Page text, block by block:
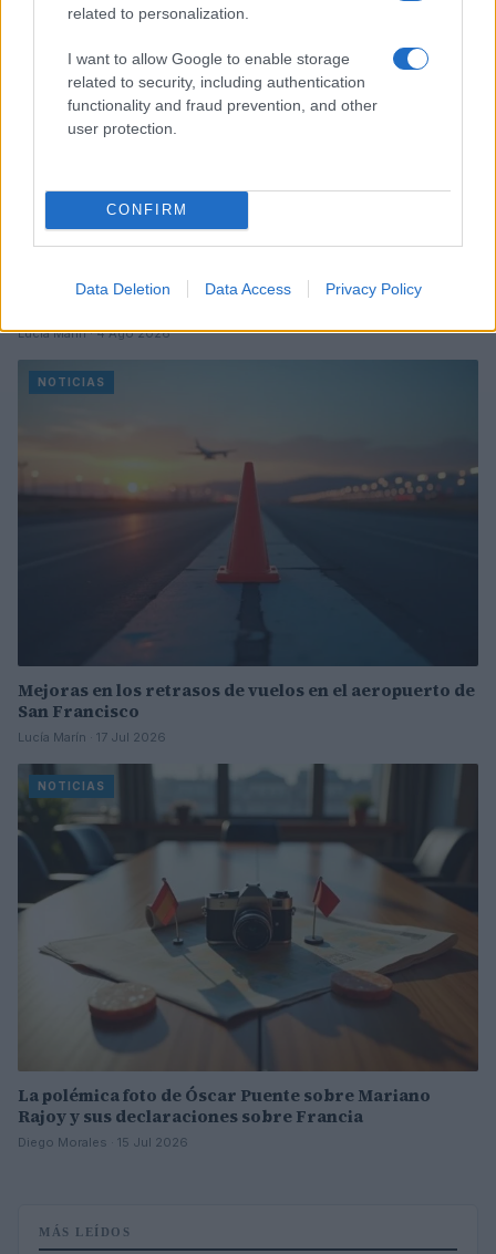
related to personalization.
I want to allow Google to enable storage
related to security, including authentication
functionality and fraud prevention, and other
user protection.
CONFIRM
Data Deletion Data Access Privacy Policy
Incidente de fuego en la Terminal 2 del aeropuerto
Lucía Marín · 4 Ago 2026
NOTICIAS
Mejoras en los retrasos de vuelos en el aeropuerto de
San Francisco
Lucía Marín · 17 Jul 2026
NOTICIAS
La polémica foto de Óscar Puente sobre Mariano
Rajoy y sus declaraciones sobre Francia
Diego Morales · 15 Jul 2026
MÁS LEÍDOS